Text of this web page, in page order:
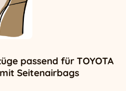
passend für TOYOTA
Seitenairbags